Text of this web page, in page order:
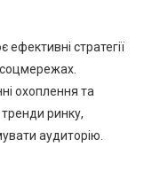
стратегії
охоплення та
ринку,
аудиторію.